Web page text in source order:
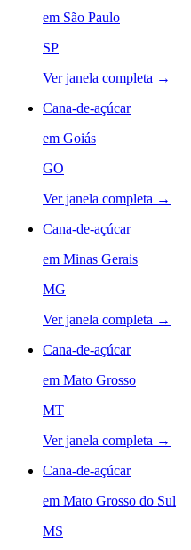
em São Paulo
SP
Ver janela completa →
Cana-de-açúcar
em Goiás
GO
Ver janela completa →
Cana-de-açúcar
em Minas Gerais
MG
Ver janela completa →
Cana-de-açúcar
em Mato Grosso
MT
Ver janela completa →
Cana-de-açúcar
em Mato Grosso do Sul
MS